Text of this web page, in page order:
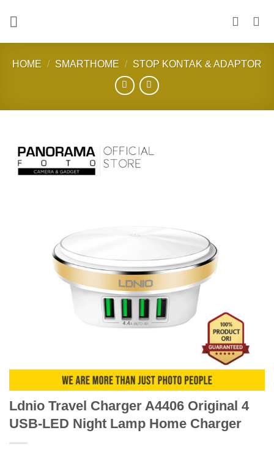
HOME / SMARTHOME / STOP KONTAK & ADAPTOR
Ldnio Travel Charger A4406 Original 4
USB-LED Night Lamp Home Charger